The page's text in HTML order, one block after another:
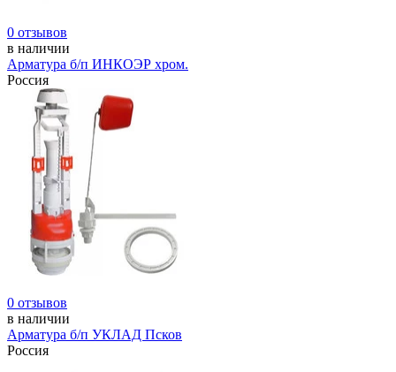
0 отзывов
в наличии
Арматура б/п ИНКОЭР хром.
Россия
0 отзывов
в наличии
Арматура б/п УКЛАД Псков
Россия